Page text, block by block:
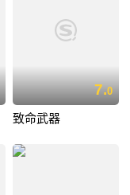
7.0
致命武器